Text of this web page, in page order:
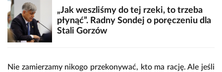
„Jak weszliśmy do tej rzeki, to trzeba
płynąć”. Radny Sondej o poręczeniu dla
Stali Gorzów
Nie zamierzamy nikogo przekonywać, kto ma rację. Ale jeśli